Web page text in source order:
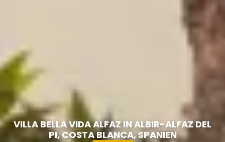
VILLA BELLA VIDA ALFAZ IN ALBIR-ALFAZ DEL
PI, COSTA BLANCA, SPANIEN